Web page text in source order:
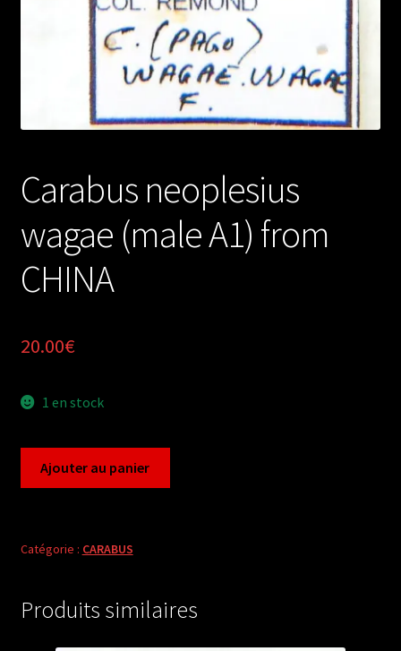
Carabus neoplesius
wagae (male A1) from
CHINA
20.00€
1 en stock
wagae
from
Ajouter au panier
Catégorie : CARABUS
Produits similaires